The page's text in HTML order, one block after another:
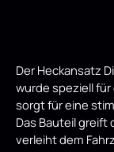
Der Heckansatz
wurde speziell
sorgt für eine
Das Bauteil greift
verleiht dem